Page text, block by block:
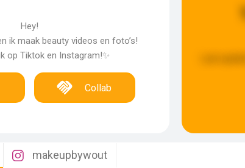
Hey!
ik maak beauty videos en foto’s!
op Tiktok en Instagram!✨
Collab
makeupbywout